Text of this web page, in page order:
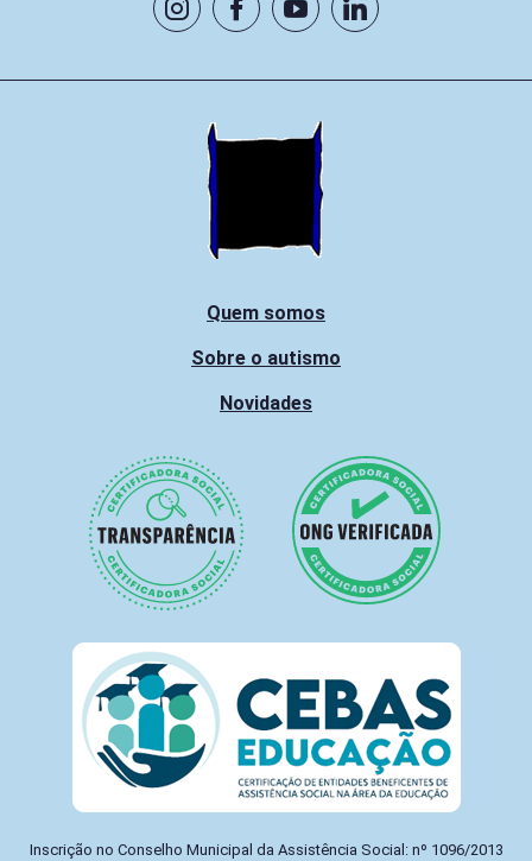
Quem somos
Sobre o autismo
Novidades
Inscrição no Conselho Municipal da Assistência Social: nº 1096/2013